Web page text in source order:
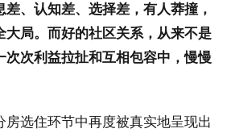
、认知差、选择差，有人莽撞，
大局。而好的社区关系，从来不是
次次利益拉扯和互相包容中，慢慢
房选住环节中再度被真实地呈现出